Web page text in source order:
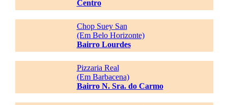
Centro
Chop Suey San
(Em Belo Horizonte)
Bairro Lourdes
Pizzaria Real
(Em Barbacena)
Bairro N. Sra. do Carmo